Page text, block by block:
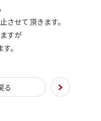
せて頂きます。
すが
。
る